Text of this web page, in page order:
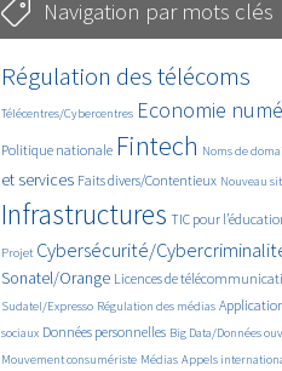
Navigation par mots clés
4895/5849
Régulation des télécoms
355/5849
Télécentres/Cybercentres
3864/5849 Economie
1925/5849
Politique nationale
5436/5849 Fintech
689/5849
Noms de
2493/5849
et services
1610/5849 Faits divers/Contentieux
871/5849 Nouveau
5849/5849
Infrastructures
1929/5849
TIC pour
199/5849
262/5849
Projet
3629/5849Cybersécurité/
2323/5849
Sonatel/Orange
1671/5849 Licences de
298/5849
Sudatel/Expresso
1048/5849 Régulation des médias
1586/5849
1122/5849
sociaux
1725/5849Données personnelles
143/5849 Big Data/Données
627/5849
Mouvement consumériste
385/5849 Médias
678/5849 Appels
1788/5849